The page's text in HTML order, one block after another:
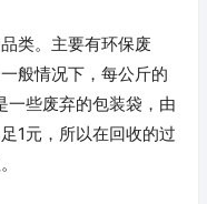
类。主要有环保废
般情况下，每公斤的
一些废弃的包装袋，由
1元，所以在回收的过